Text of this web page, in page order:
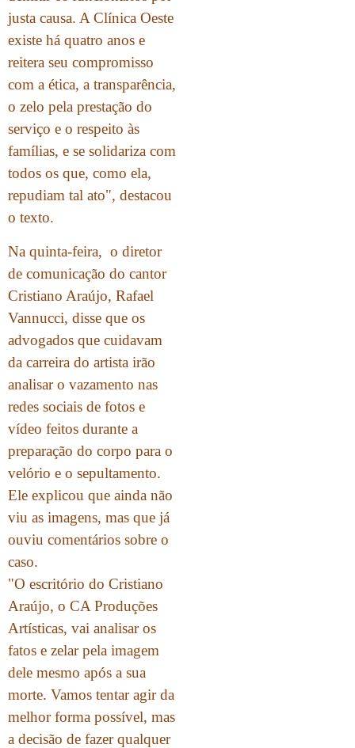
justa causa. A Clínica Oeste
existe há quatro anos e
reitera seu compromisso
com a ética, a transparência,
o zelo pela prestação do
serviço e o respeito às
famílias, e se solidariza com
todos os que, como ela,
repudiam tal ato", destacou
o texto.
Na quinta-feira, o diretor
de comunicação do cantor
Cristiano Araújo, Rafael
Vannucci, disse que os
advogados que cuidavam
da carreira do artista irão
analisar o vazamento nas
redes sociais de fotos e
vídeo feitos durante a
preparação do corpo para o
velório e o sepultamento.
Ele explicou que ainda não
viu as imagens, mas que já
ouviu comentários sobre o
caso.
"O escritório do Cristiano
Araújo, o CA Produções
Artísticas, vai analisar os
fatos e zelar pela imagem
dele mesmo após a sua
morte. Vamos tentar agir da
melhor forma possível, mas
a decisão de fazer qualquer